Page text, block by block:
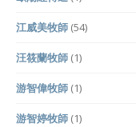
江威美牧師 (54)
汪筱蘭牧師 (1)
游智偉牧師 (1)
游智婷牧師 (1)